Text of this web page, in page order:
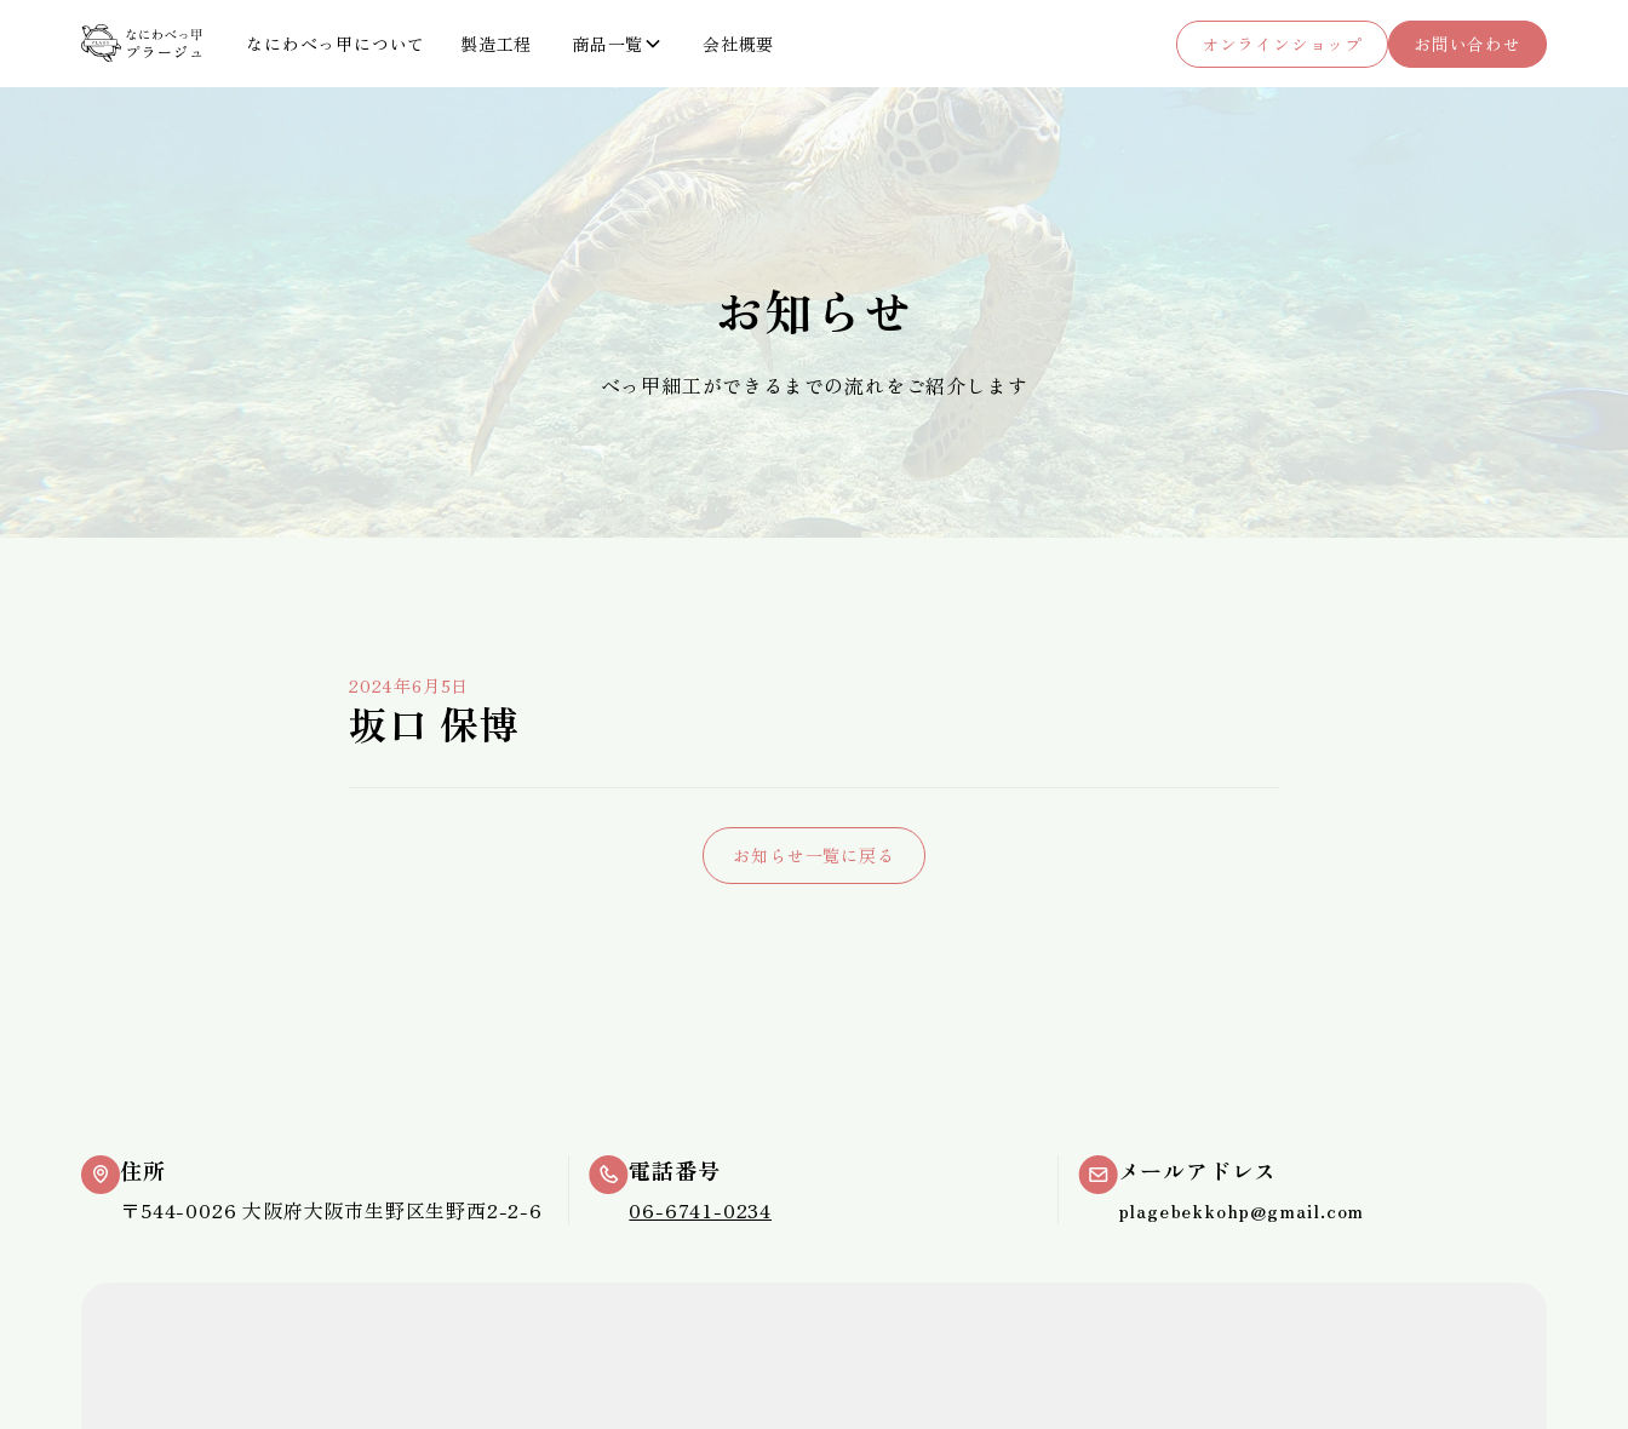
なにわべっ甲について 製造工程 商品一覧 会社概要 オンラインショップ お問い合わせ
お知らせ
べっ甲細工ができるまでの流れをご紹介します
2024年6月5日
坂口 保博
お知らせ一覧に戻る
住所
〒544-0026 大阪府大阪市生野区生野西2-2-6
電話番号
06-6741-0234
メールアドレス
plagebekkohp@gmail.com